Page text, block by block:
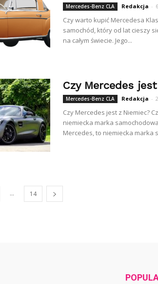
Mercedes-Benz CLA Redakcja -
Czy warto kupić Mercedesa
samochód, który od lat cieszy
na całym świecie. Jego...
Czy Mercedes
Mercedes-Benz CLA Redakcja -
Czy Mercedes jest z Niemiec?
niemiecka marka
Mercedes, to niemiecka marka
... 14